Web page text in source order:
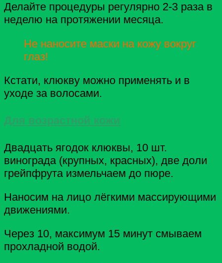
Делайте процедуры регулярно 2-3 раза в
неделю на протяжении месяца.
Не наносите маски на кожу вокруг
глаз!
Кстати, клюкву можно применять и в
уходе за волосами.
Для возрастной кожи
Двадцать ягодок клюквы, 10 шт.
винограда (крупных, красных), две доли
грейпфрута измельчаем до пюре.
Наносим на лицо лёгкими массирующими
движениями.
Через 10, максимум 15 минут смываем
прохладной водой.